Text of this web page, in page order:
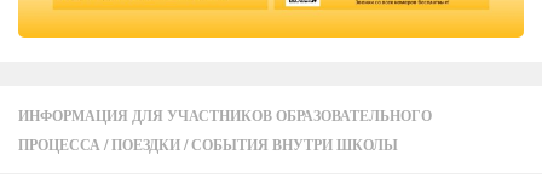
ИНФОРМАЦИЯ ДЛЯ УЧАСТНИКОВ ОБРАЗОВАТЕЛЬНОГО
ПРОЦЕССА/ПОЕЗДКИ/СОБЫТИЯ ВНУТРИ ШКОЛЫ